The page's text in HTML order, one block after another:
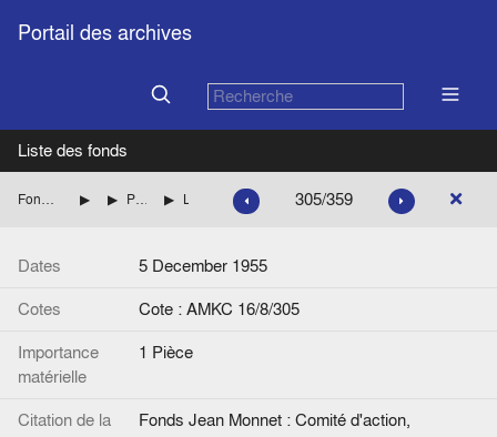
Portail des archives
Liste des fonds
Fonds Jean Monnet : Comité d'action, correspondance FRANCE : DIVERS
Personnalités dont les noms commencent par LE à MA 305/359
Dates
5 December 1955
Cotes
Cote : AMKC 16/8/305
Importance
matérielle
1 Pièce
Citation de la
Fonds Jean Monnet : Comité d'action,